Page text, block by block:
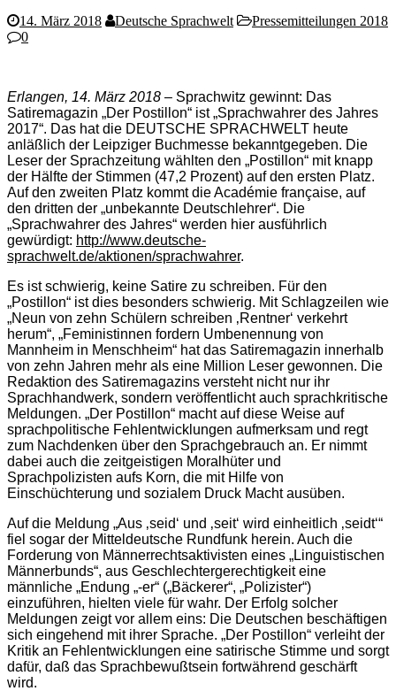
14. März 2018 Deutsche Sprachwelt
Pressemitteilungen 2018
0
Erlangen, 14. März 2018 – Sprachwitz gewinnt: Das
Satiremagazin „Der Postillon“ ist „Sprachwahrer des Jahres
2017“. Das hat die DEUTSCHE SPRACHWELT heute
anläßlich der Leipziger Buchmesse bekanntgegeben. Die
Leser der Sprachzeitung wählten den „Postillon“ mit knapp
der Hälfte der Stimmen (47,2 Prozent) auf den ersten Platz.
Auf den zweiten Platz kommt die Académie française, auf
den dritten der „unbekannte Deutschlehrer“. Die
„Sprachwahrer des Jahres“ werden hier ausführlich
gewürdigt: http://www.deutsche-
sprachwelt.de/aktionen/sprachwahrer.
Es ist schwierig, keine Satire zu schreiben. Für den
„Postillon“ ist dies besonders schwierig. Mit Schlagzeilen wie
„Neun von zehn Schülern schreiben ‚Rentner‘ verkehrt
herum“, „Feministinnen fordern Umbenennung von
Mannheim in Menschheim“ hat das Satiremagazin innerhalb
von zehn Jahren mehr als eine Million Leser gewonnen. Die
Redaktion des Satiremagazins versteht nicht nur ihr
Sprachhandwerk, sondern veröffentlicht auch sprachkritische
Meldungen. „Der Postillon“ macht auf diese Weise auf
sprachpolitische Fehlentwicklungen aufmerksam und regt
zum Nachdenken über den Sprachgebrauch an. Er nimmt
dabei auch die zeitgeistigen Moralhüter und
Sprachpolizisten aufs Korn, die mit Hilfe von
Einschüchterung und sozialem Druck Macht ausüben.
Auf die Meldung „Aus ‚seid‘ und ‚seit‘ wird einheitlich ‚seidt‘“
fiel sogar der Mitteldeutsche Rundfunk herein. Auch die
Forderung von Männerrechtsaktivisten eines „Linguistischen
Männerbunds“, aus Geschlechtergerechtigkeit eine
männliche „Endung „-er“ („Bäckerer“, „Polizister“)
einzuführen, hielten viele für wahr. Der Erfolg solcher
Meldungen zeigt vor allem eins: Die Deutschen beschäftigen
sich eingehend mit ihrer Sprache. „Der Postillon“ verleiht der
Kritik an Fehlentwicklungen eine satirische Stimme und sorgt
dafür, daß das Sprachbewußtsein fortwährend geschärft
wird.